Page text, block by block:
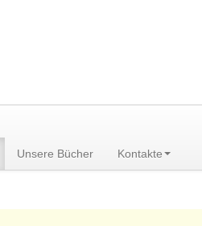
Unsere Bücher Kontakte